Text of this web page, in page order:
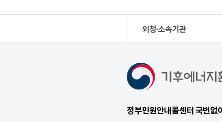
외청·소속기관
정부민원안내콜센터 국번